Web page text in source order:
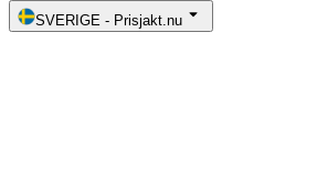
SVERIGE - Prisjakt.nu